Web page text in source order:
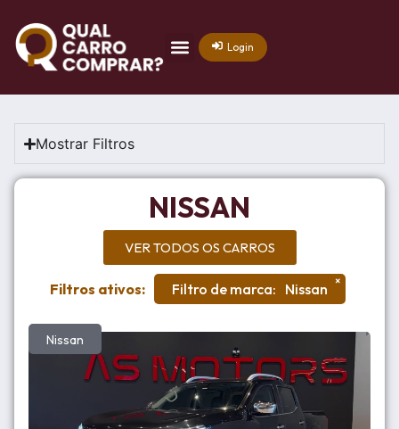
Login
Mostrar Filtros
NISSAN
VER TODOS OS CARROS
Filtros ativos: Filtro de marca: Nissan ×
Nissan